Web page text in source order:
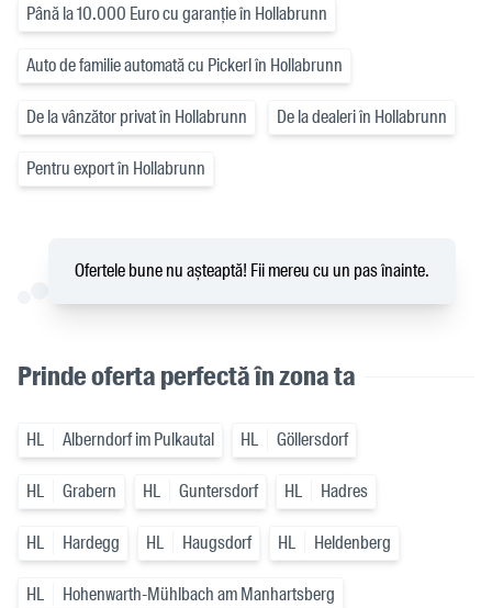
Până la 10.000 Euro cu garanție în Hollabrunn
Auto de familie automată cu Pickerl în Hollabrunn
De la vânzător privat în Hollabrunn De la dealeri în Hollabrunn
Pentru export în Hollabrunn
Ofertele bune nu așteaptă! Fii mereu cu un pas înainte.
Prinde oferta perfectă în zona ta
HL Alberndorf im Pulkautal HL Göllersdorf
HL Grabern HL Guntersdorf HL Hadres
HL Hardegg HL Haugsdorf HL Heldenberg
HL Hohenwarth-Mühlbach am Manhartsberg